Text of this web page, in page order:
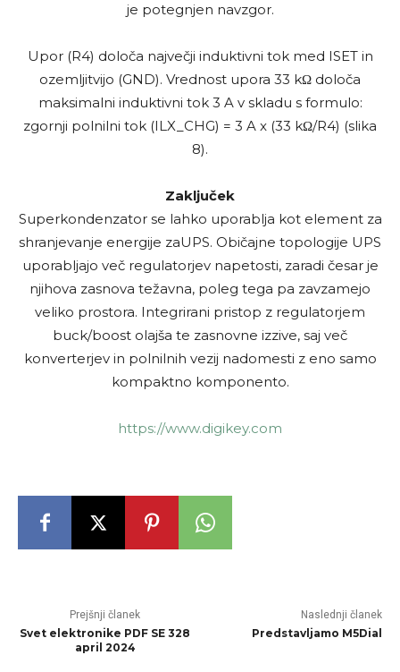
je potegnjen navzgor.
Upor (R4) določa največji induktivni tok med ISET in
ozemljitvijo (GND). Vrednost upora 33 kΩ določa
maksimalni induktivni tok 3 A v skladu s formulo:
zgornji polnilni tok (ILX_CHG) = 3 A x (33 kΩ/R4) (slika
8).
Zaključek
Superkondenzator se lahko uporablja kot element za
shranjevanje energije zaUPS. Običajne topologije UPS
uporabljajo več regulatorjev napetosti, zaradi česar je
njihova zasnova težavna, poleg tega pa zavzamejo
veliko prostora. Integrirani pristop z regulatorjem
buck/boost olajša te zasnovne izzive, saj več
konverterjev in polnilnih vezij nadomesti z eno samo
kompaktno komponento.
https://www.digikey.com
Prejšnji članek
Svet elektronike PDF SE 328
april 2024
Naslednji članek
Predstavljamo M5Dial